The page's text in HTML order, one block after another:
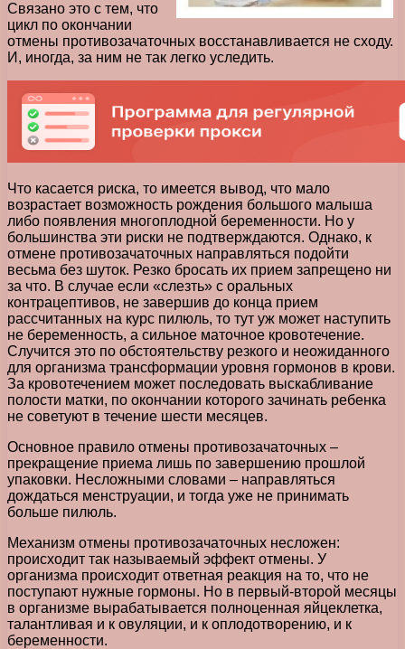
Связано это с тем, что
цикл по окончании
отмены противозачаточных восстанавливается не сходу.
И, иногда, за ним не так легко уследить.
Что касается риска, то имеется вывод, что мало
возрастает возможность рождения большого малыша
либо появления многоплодной беременности. Но у
большинства эти риски не подтверждаются. Однако, к
отмене противозачаточных направляться подойти
весьма без шуток. Резко бросать их прием запрещено ни
за что. В случае если «слезть» с оральных
контрацептивов, не завершив до конца прием
рассчитанных на курс пилюль, то тут уж может наступить
не беременность, а сильное маточное кровотечение.
Случится это по обстоятельству резкого и неожиданного
для организма трансформации уровня гормонов в крови.
За кровотечением может последовать выскабливание
полости матки, по окончании которого зачинать ребенка
не советуют в течение шести месяцев.
Основное правило отмены противозачаточных –
прекращение приема лишь по завершению прошлой
упаковки. Несложными словами – направляться
дождаться менструации, и тогда уже не принимать
больше пилюль.
Механизм отмены противозачаточных несложен:
происходит так называемый эффект отмены. У
организма происходит ответная реакция на то, что не
поступают нужные гормоны. Но в первый-второй месяцы
в организме вырабатывается полноценная яйцеклетка,
талантливая и к овуляции, и к оплодотворению, и к
беременности.